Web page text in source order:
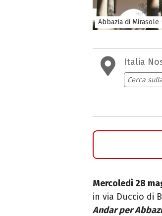
Abbazia di
Italia
Cerca
Mercoledì 28
in via Duccio di
Andar per